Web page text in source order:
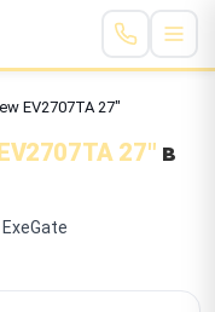
EV2707TA 27"
27" в